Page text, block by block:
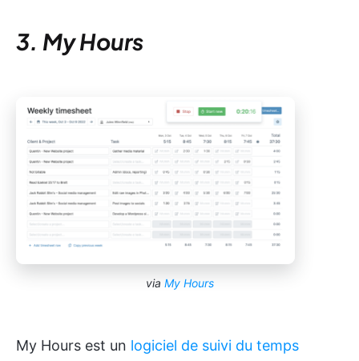
3. My Hours
via My Hours
My Hours est un logiciel de suivi du temps